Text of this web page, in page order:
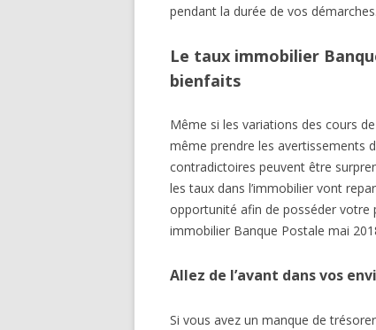
pendant la durée de vos démarches.
Le taux immobilier
bienfaits
Même si les variations des cours
même prendre les avertissements
contradictoires peuvent être
les taux dans l’immobilier vont
opportunité afin de posséder
immobilier Banque Postale mai
Allez de l’avant dans vos
Si vous avez un manque de